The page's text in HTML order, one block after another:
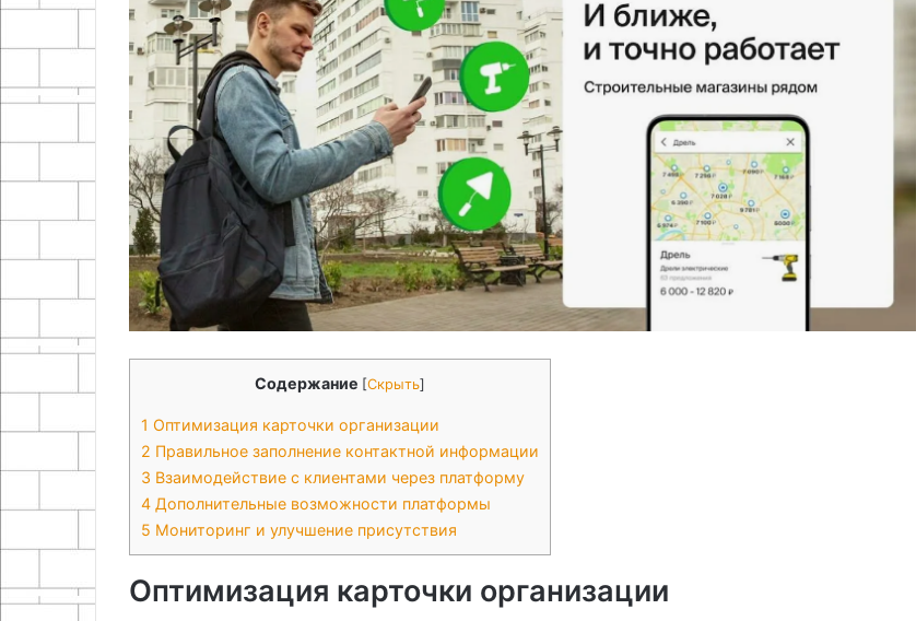
Содержание [Скрыть]
1 Оптимизация карточки организации
2 Правильное заполнение контактной информации
3 Взаимодействие с клиентами через платформу
4 Дополнительные возможности платформы
5 Мониторинг и улучшение присутствия
Оптимизация карточки организации